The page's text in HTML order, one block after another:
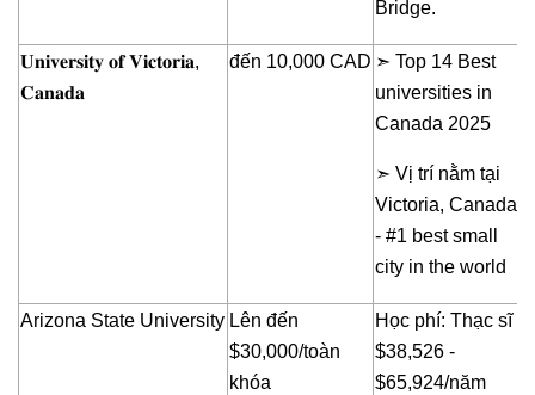
Bridge.
𝐔𝐧𝐢𝐯𝐞𝐫𝐬𝐢𝐭𝐲 𝐨𝐟 𝐕𝐢𝐜𝐭𝐨𝐫𝐢𝐚,
𝐂𝐚𝐧𝐚𝐝𝐚
đến 10,000 CAD ➣ Top 14 Best
universities in
Canada 2025
➣ Vị trí nằm tại
Victoria, Canada
- #1 best small
city in the world
Arizona State University Lên đến
$30,000/toàn
khóa
Học phí: Thạc sĩ
$38,526 -
$65,924/năm